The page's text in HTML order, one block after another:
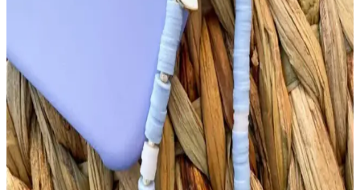
kullanımlar için ideal bir takı seçeneğidir.
Fimo Kolye Tasarımı ve Moda Üzerindeki Etkileri
Hakkında Detaylı Bilgi
Fimo kolyeler, canlı renkler ve özgün tasarımlarla kişisel tarzı
yansıtan şık aksesuarlar olup, farklı tekniklerle yapılabilir ve moda
dünyasında önemli yer tutar.
Canlı Renklerde Şık Fimo Kolye Tasarımları ve
Estetik Özellikleri